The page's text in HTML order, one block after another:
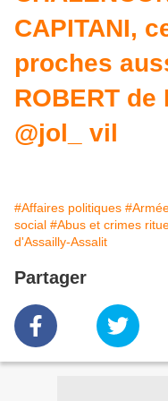
CAPITANI,
proches
ROBERT
@jol_ vil
#Affaires politiques
social #Abus et crimes
d'Assailly-Assalit
Partager